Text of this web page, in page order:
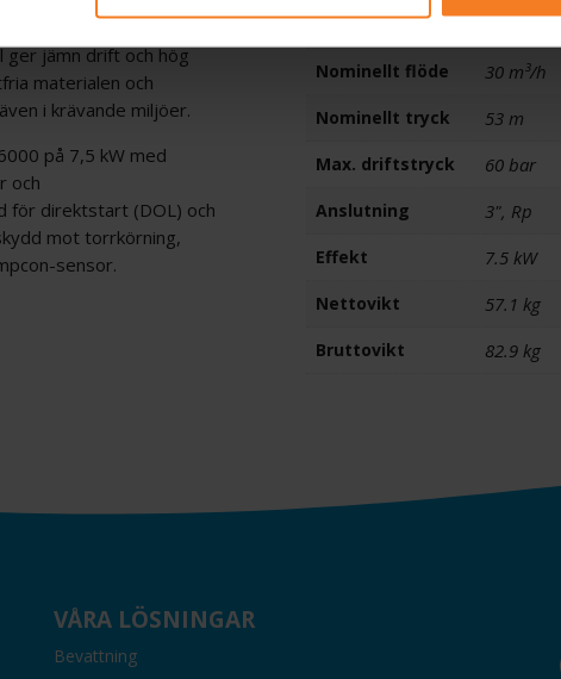
ger jämn drift och hög
materialen och
i krävande miljöer.
på 7,5 kW med
och
för direktstart (DOL) och
mot torrkörning,
sensor.
Material
Nominellt flöde 30 m³/h
Nominellt tryck 53 m
Max. driftstryck 60 bar
Anslutning 3", Rp
Effekt 7.5 kW
Nettovikt 57.1 kg
Bruttovikt 82.9 kg
VÅRA LÖSNINGAR
Bevattning